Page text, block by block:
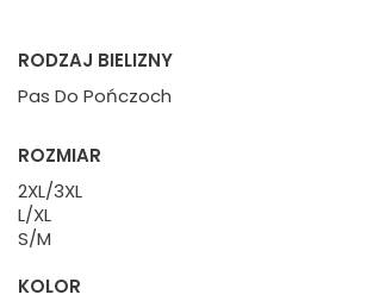
RODZAJ BIELIZNY
Pas Do Pończoch
ROZMIAR
2XL/3XL
L/XL
S/M
KOLOR